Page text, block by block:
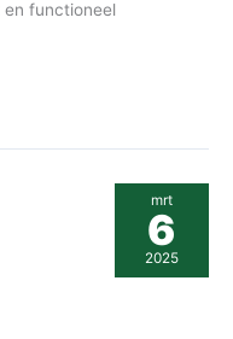
functioneel
mrt
6
2025